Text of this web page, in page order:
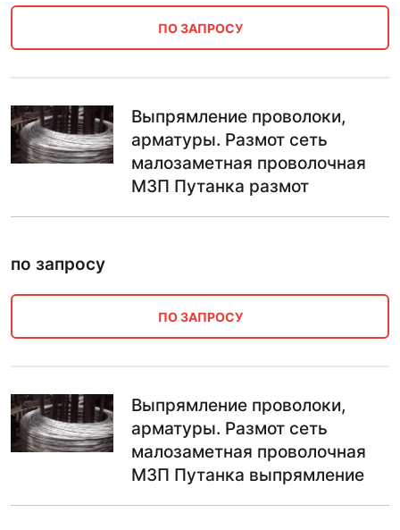
ПО ЗАПРОСУ
Выпрямление проволоки,
арматуры. Размот сеть
малозаметная проволочная
МЗП Путанка размот
по запросу
ПО ЗАПРОСУ
Выпрямление проволоки,
арматуры. Размот сеть
малозаметная проволочная
МЗП Путанка выпрямление